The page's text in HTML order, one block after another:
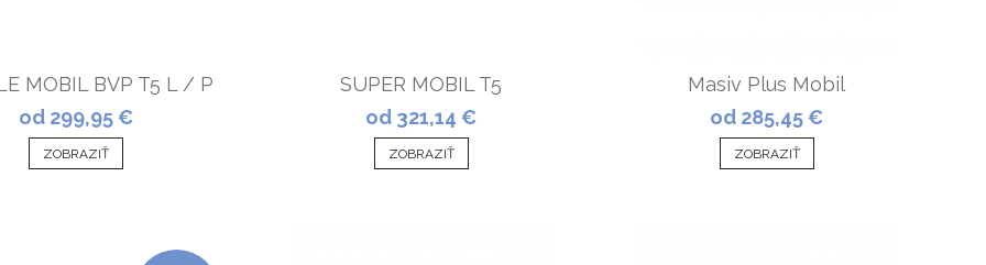
MOBIL BVP T5 L / P
od 299,95 €
ZOBRAZIŤ
SUPER MOBIL T5
od 321,14 €
ZOBRAZIŤ
Masiv Plus Mobil
od 285,45 €
ZOBRAZIŤ